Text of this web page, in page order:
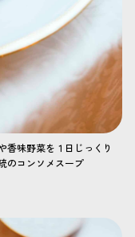
香味野菜を１日じっくり
のコンソメスープ